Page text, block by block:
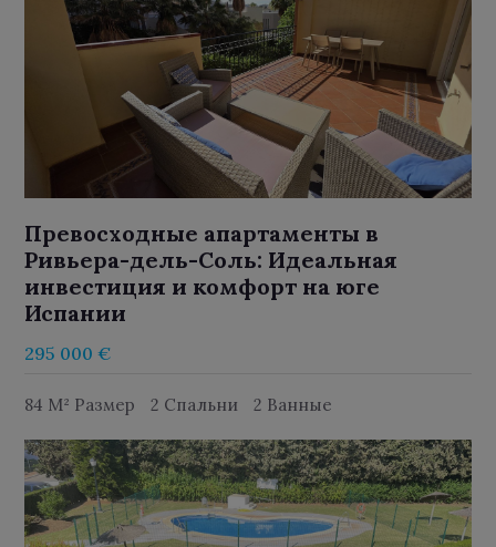
Превосходные апартаменты в
Ривьера-дель-Соль: Идеальная
инвестиция и комфорт на юге
Испании
295 000 €
84 M² Размер 2 Спальни 2 Ванные